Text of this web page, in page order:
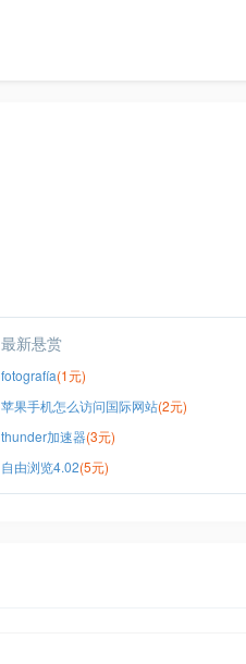
最新悬赏
fotografía(1元)
苹果手机怎么访问国际网站(2元)
thunder加速器(3元)
自由浏览4.02(5元)